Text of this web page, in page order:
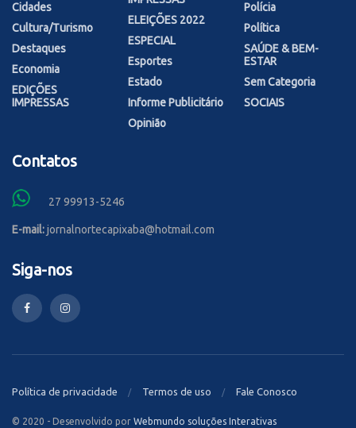
Cidades
Cultura/Turismo
Destaques
Economia
EDIÇÕES
IMPRESSAS
ELEIÇÕES 2022
ESPECIAL
Esportes
Estado
Informe Publicitário
Opinião
Polícia
Política
SAÚDE & BEM-
ESTAR
Sem Categoria
SOCIAIS
Contatos
27 99913-5246
E-mail:jornalnortecapixaba@hotmail.com
Siga-nos
Política de privacidade Termos de uso Fale Conosco
© 2020 - Desenvolvido por Webmundo soluções Interativas